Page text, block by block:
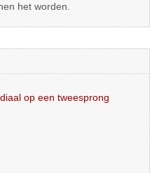
het worden.
# 108: AI mondiaal op een tweesprong